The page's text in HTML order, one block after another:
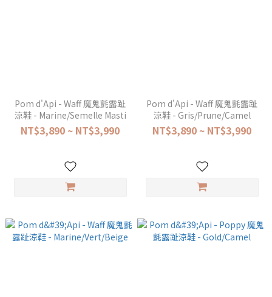
Pom d'Api - Waff 魔鬼氈露趾
涼鞋 - Marine/Semelle Masti
NT$3,890 ~ NT$3,990
Pom d'Api - Waff 魔鬼氈露趾
涼鞋 - Gris/Prune/Camel
NT$3,890 ~ NT$3,990